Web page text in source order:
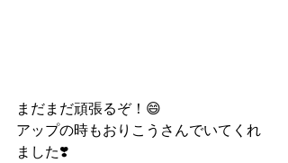
まだまだ頑張るぞ！😄
アップの時もおりこうさんでいてくれ
ました❣️